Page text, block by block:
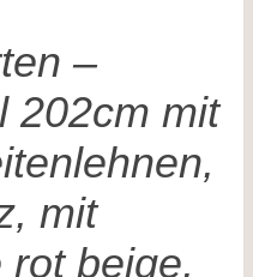
–
202cm mit
mit
rot beige,